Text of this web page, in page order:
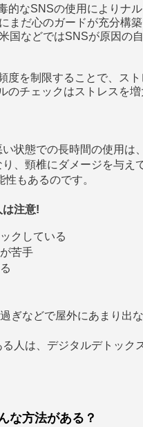
的なSNSの使用によりナ
まだ心のガードが充分構
国などではSNSが原因の
度を制限することで、ス
のチェックはストレスを増
状態での長時間の使用
、頸椎にダメージを与え
もあるのです。
は注意!
クしている
苦手
ぎなどで屋外にあまり出
人は、デジタルデトッ
な方法がある？